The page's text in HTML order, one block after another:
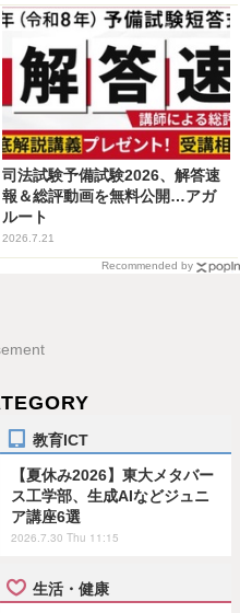
司法試験予備試験2026、解答速
報＆総評動画を無料公開…アガ
ルート
2026.7.21
Recommended by
教育ICT
【夏休み2026】東大メタバー
ス工学部、生成AIなどジュニ
ア講座6選
2026.7.30 Thu 11:15
生活・健康